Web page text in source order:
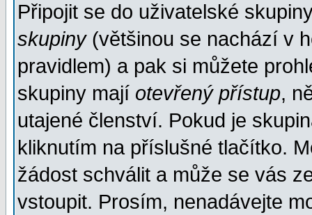
Připojit se do uživatelské
skupiny(většinou se nachází v
pravidlem) a pak si můžete
skupiny mají otevřený přístup,
utajené členství. Pokud je
kliknutím na příslušné tlačítko.
žádost schválit a může se vás
vstoupit. Prosím, nenadávejte